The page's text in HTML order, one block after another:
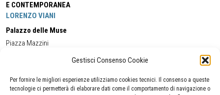
Gestisci Consenso Cookie
Per fornire le migliori esperienze utilizziamo cookies tecnici. Il consenso a queste
tecnologie ci permetterà di elaborare dati come il comportamento di navigazione o
E CONTEMPORANEA
LORENZO VIANI
Palazzo delle Muse
Piazza Mazzini
Cell:+39 338 5714978 (orario apertura Galleria)
Tel:
+39 0584 944580
(orario 09.00/13.00)
Email:gamc@comune.viareggio.lu.it